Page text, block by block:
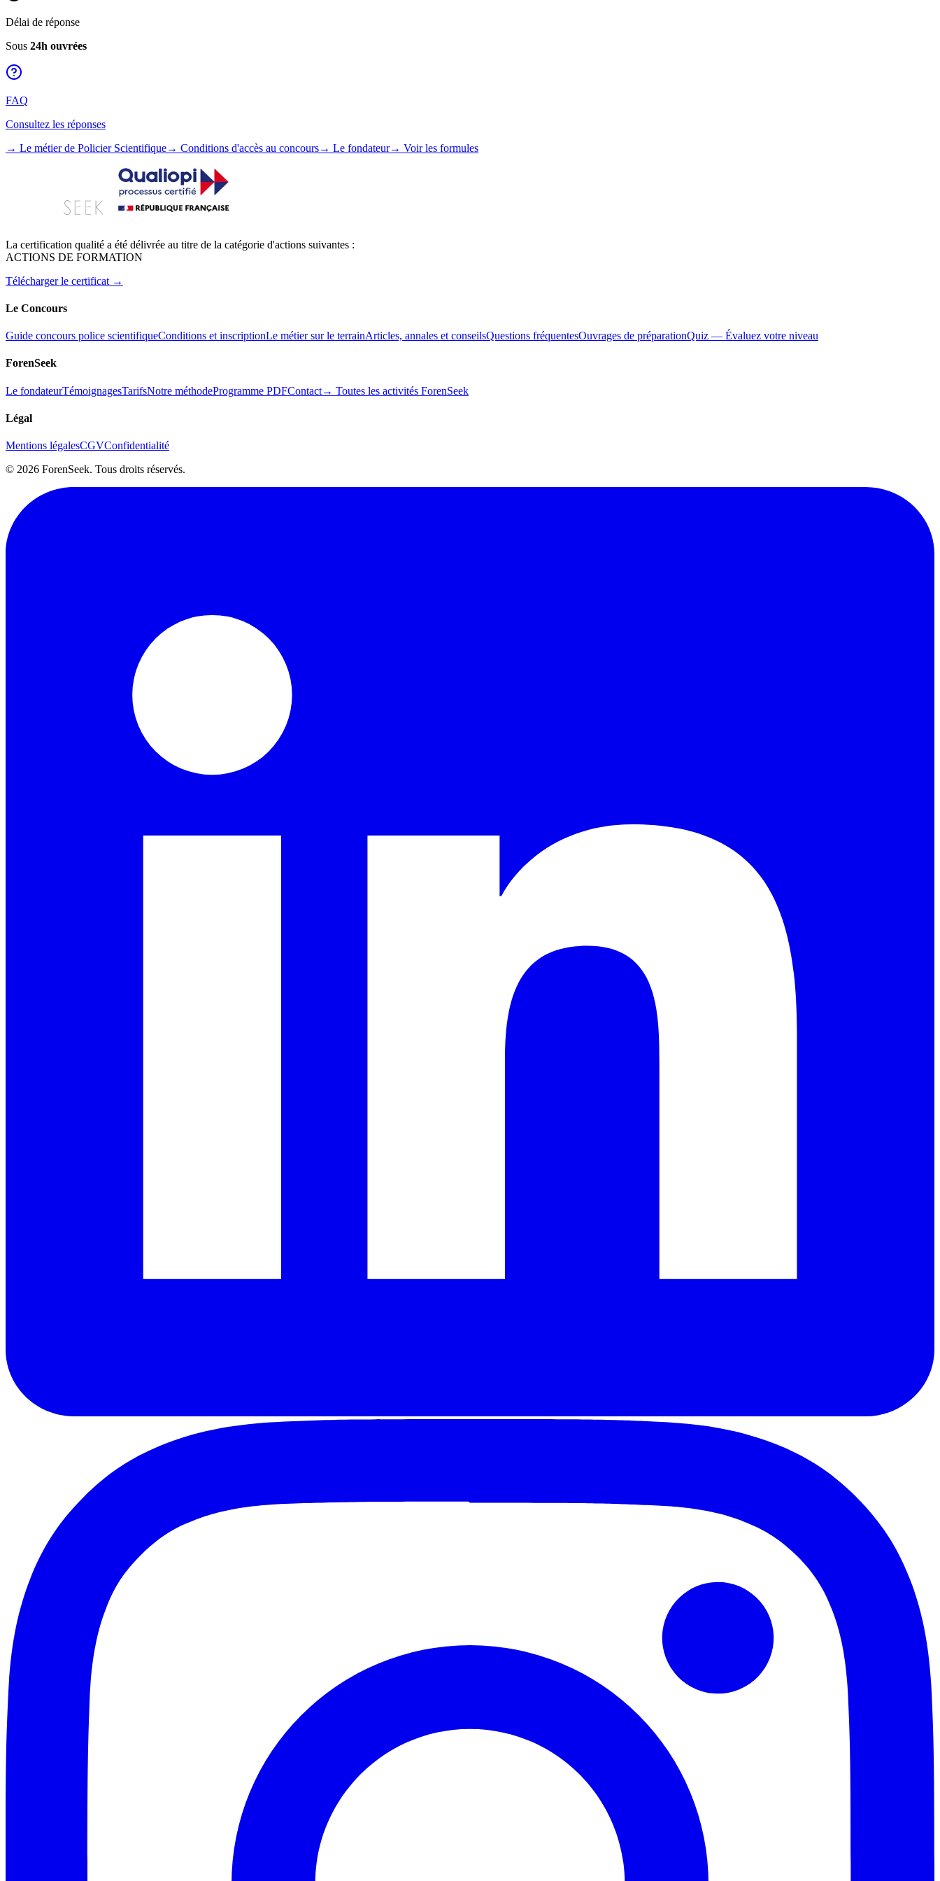
Délai de réponse
Sous 24h ouvrées
FAQ
Consultez les réponses
→ Le métier de Policier Scientifique→ Conditions d'accès au concours→ Le fondateur→ Voir les formules
La certification qualité a été délivrée au titre de la catégorie d'actions suivantes :
ACTIONS DE FORMATION
Télécharger le certificat →
Le Concours
Guide concours police scientifiqueConditions et inscriptionLe métier sur le terrainArticles, annales et conseilsQuestions fréquentesOuvrages de préparationQuiz — Évaluez votre niveau
ForenSeek
Le fondateurTémoignagesTarifsNotre méthodeProgramme PDFContact→ Toutes les activités ForenSeek
Légal
Mentions légalesCGVConfidentialité
© 2026 ForenSeek. Tous droits réservés.